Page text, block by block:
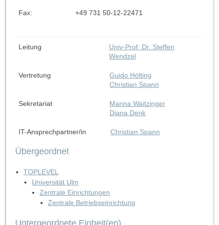
Fax: +49 731 50-12-22471
Leitung
Univ-Prof. Dr. Steffen
Wendzel
Vertretung
Guido Hölting
Christian Spann
Sekretariat
Marina Waitzinger
Diana Denk
IT-Ansprechpartner/in Christian Spann
Übergeordnet
TOPLEVEL
Universität Ulm
Zentrale Einrichtungen
Zentrale Betriebseinrichtung
Untergeordnete Einheit(en)